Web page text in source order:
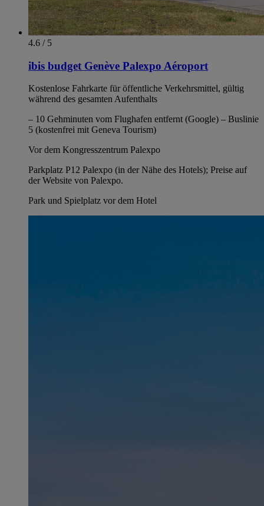
4.6 / 5
ibis budget Genève Palexpo Aéroport
Kostenlose Fahrkarte für öffentliche Verkehrsmittel, gültig
während des gesamten Aufenthalts
– 10 Gehminuten vom Flughafen entfernt (Google) – Buslinie
5 (kostenfrei mit Geneva Tourism)
Vor dem Kongresszentrum Palexpo
Parkplatz P12 Palexpo (in der Nähe des Hotels); Preise auf
der Website von Palexpo.
Park und Spielplatz vor dem Hotel